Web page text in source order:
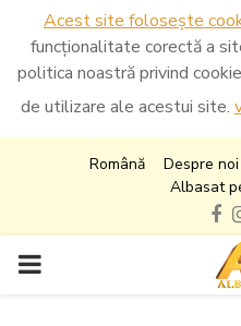
Acest site folosește
funcționalitate corectă a
politica noastră privind
de utilizare ale acestui site.
Română Despre noi
Albasat
PRIMARY